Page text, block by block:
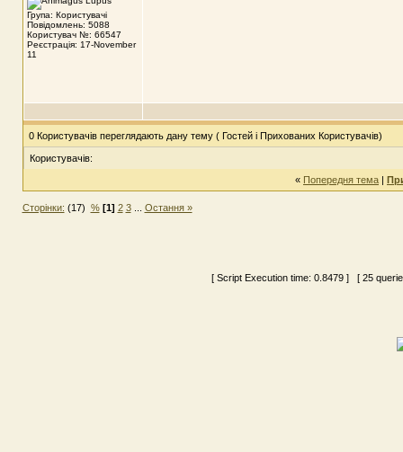
Група: Користувачі
Повідомлень: 5088
Користувач №: 66547
Реєстрація: 17-November
11
0 Користувачів переглядають дану тему ( Гостей і Прихованих Користувачів)
Користувачів:
« Попередня тема |
Сторінки: (17) % [1] 2 3... Остання »
[ Script Execution time: 0.8479 ] [ 25